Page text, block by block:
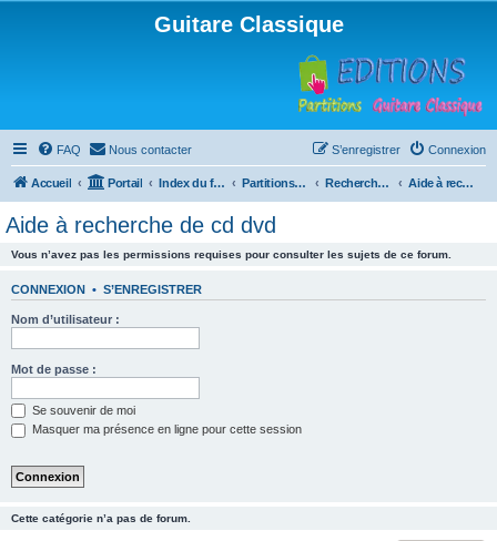
Guitare Classique
FAQ Nous contacter Connexion
S’enregistrer
Accueil Portail Index du forum Partitions pour guitare en libre téléchargement Recherche de ressources musicales Aide à recherche de cd dvd
Aide à recherche de cd dvd
Vous n’avez pas les permissions requises pour consulter les sujets de ce forum.
CONNEXION • S’ENREGISTRER
Nom d’utilisateur :
Mot de passe :
Se souvenir de moi
Masquer ma présence en ligne pour cette session
Cette catégorie n’a pas de forum.